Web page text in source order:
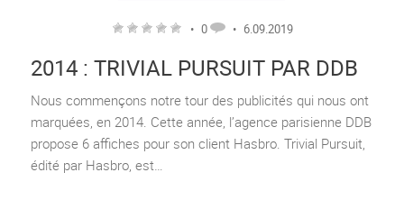
• 0 • 6.09.2019
2014 : TRIVIAL PURSUIT PAR DDB
Nous commençons notre tour des publicités qui nous ont
marquées, en 2014. Cette année, l’agence parisienne DDB
propose 6 affiches pour son client Hasbro. Trivial Pursuit,
édité par Hasbro, est…